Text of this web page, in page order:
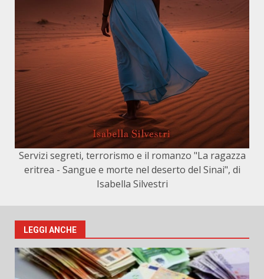
Servizi segreti, terrorismo e il romanzo "La ragazza
eritrea - Sangue e morte nel deserto del Sinai", di
Isabella Silvestri
LEGGI ANCHE